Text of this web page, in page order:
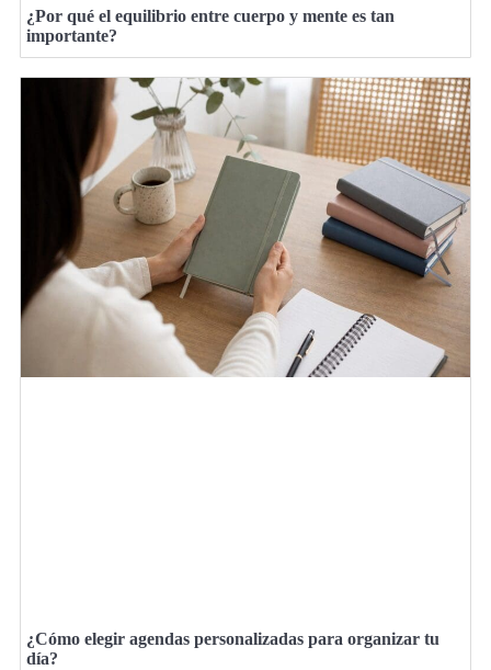
¿Por qué el equilibrio entre cuerpo y mente es tan
importante?
¿Cómo elegir agendas personalizadas para organizar tu
día?